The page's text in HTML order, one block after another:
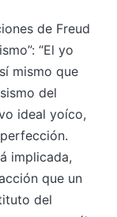
de Freud
“El yo
mismo que
del
ideal yoíco,
implicada,
que un
del